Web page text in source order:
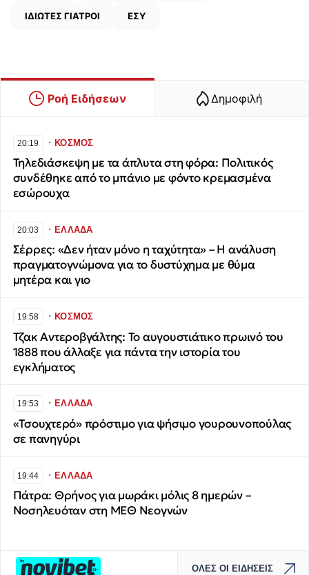
ΙΔΙΩΤΕΣ ΓΙΑΤΡΟΙ ΕΣΥ
Ροή Ειδήσεων Δημοφιλή
20:19 ∙ΚΟΣΜΟΣ
Τηλεδιάσκεψη με τα άπλυτα στη φόρα: Πολιτικός
συνδέθηκε από το μπάνιο με φόντο κρεμασμένα
εσώρουχα
20:03 ∙ΕΛΛΑΔΑ
Σέρρες: «Δεν ήταν μόνο η ταχύτητα» – Η ανάλυση
πραγματογνώμονα για το δυστύχημα με θύμα
μητέρα και γιο
19:58 ∙ΚΟΣΜΟΣ
Τζακ Αντεροβγάλτης: To αυγουστιάτικο πρωινό του
1888 που άλλαξε για πάντα την ιστορία του
εγκλήματος
19:53 ∙ΕΛΛΑΔΑ
«Τσουχτερό» πρόστιμο για ψήσιμο γουρουνοπούλας
σε πανηγύρι
19:44 ∙ΕΛΛΑΔΑ
Πάτρα: Θρήνος για μωράκι μόλις 8 ημερών –
Νοσηλευόταν στη ΜΕΘ Νεογνών
ΟΛΕΣ ΟΙ ΕΙΔΗΣΕΙΣ